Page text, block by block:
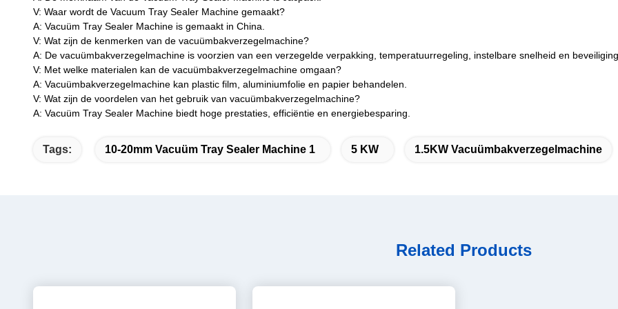
V: Waar wordt de Vacuum Tray Sealer Machine gemaakt?
A: Vacuüm Tray Sealer Machine is gemaakt in China.
V: Wat zijn de kenmerken van de vacuümbakverzegelmachine?
A: De vacuümbakverzegelmachine is voorzien van een verzegelde verpakking, temperatuurregeling, instelbare snelheid en
V: Met welke materialen kan de vacuümbakverzegelmachine omgaan?
A: Vacuümbakverzegelmachine kan plastic film, aluminiumfolie en papier behandelen.
V: Wat zijn de voordelen van het gebruik van vacuümbakverzegelmachine?
A: Vacuüm Tray Sealer Machine biedt hoge prestaties, efficiëntie en energiebesparing.
Tags: 10-20mm Vacuüm Tray Sealer Machine 1 5 KW 1.5KW Vacuümbakverzegelmachine
Related Products